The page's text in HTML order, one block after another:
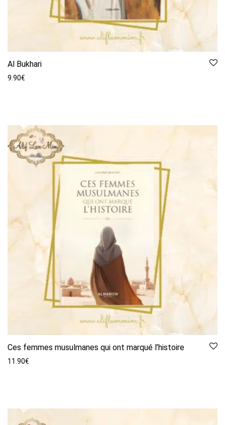
Al Bukhari
9.90€
Ces femmes musulmanes qui ont marqué l’histoire
11.90€